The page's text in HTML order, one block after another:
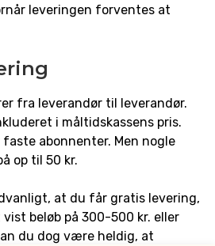
leveringen forventes at
fra leverandør til leverandør.
i måltidskassens pris.
abonnenter. Men nogle
op til 50 kr.
at du får gratis levering,
beløb på 300-500 kr. eller
du dog være heldig, at